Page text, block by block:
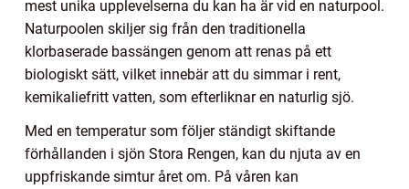
mest unika upplevelserna du kan ha är vid en naturpool.
Naturpoolen skiljer sig från den traditionella
klorbaserade bassängen genom att renas på ett
biologiskt sätt, vilket innebär att du simmar i rent,
kemikaliefritt vatten, som efterliknar en naturlig sjö.
Med en temperatur som följer ständigt skiftande
förhållanden i sjön Stora Rengen, kan du njuta av en
uppfriskande simtur året om. På våren kan